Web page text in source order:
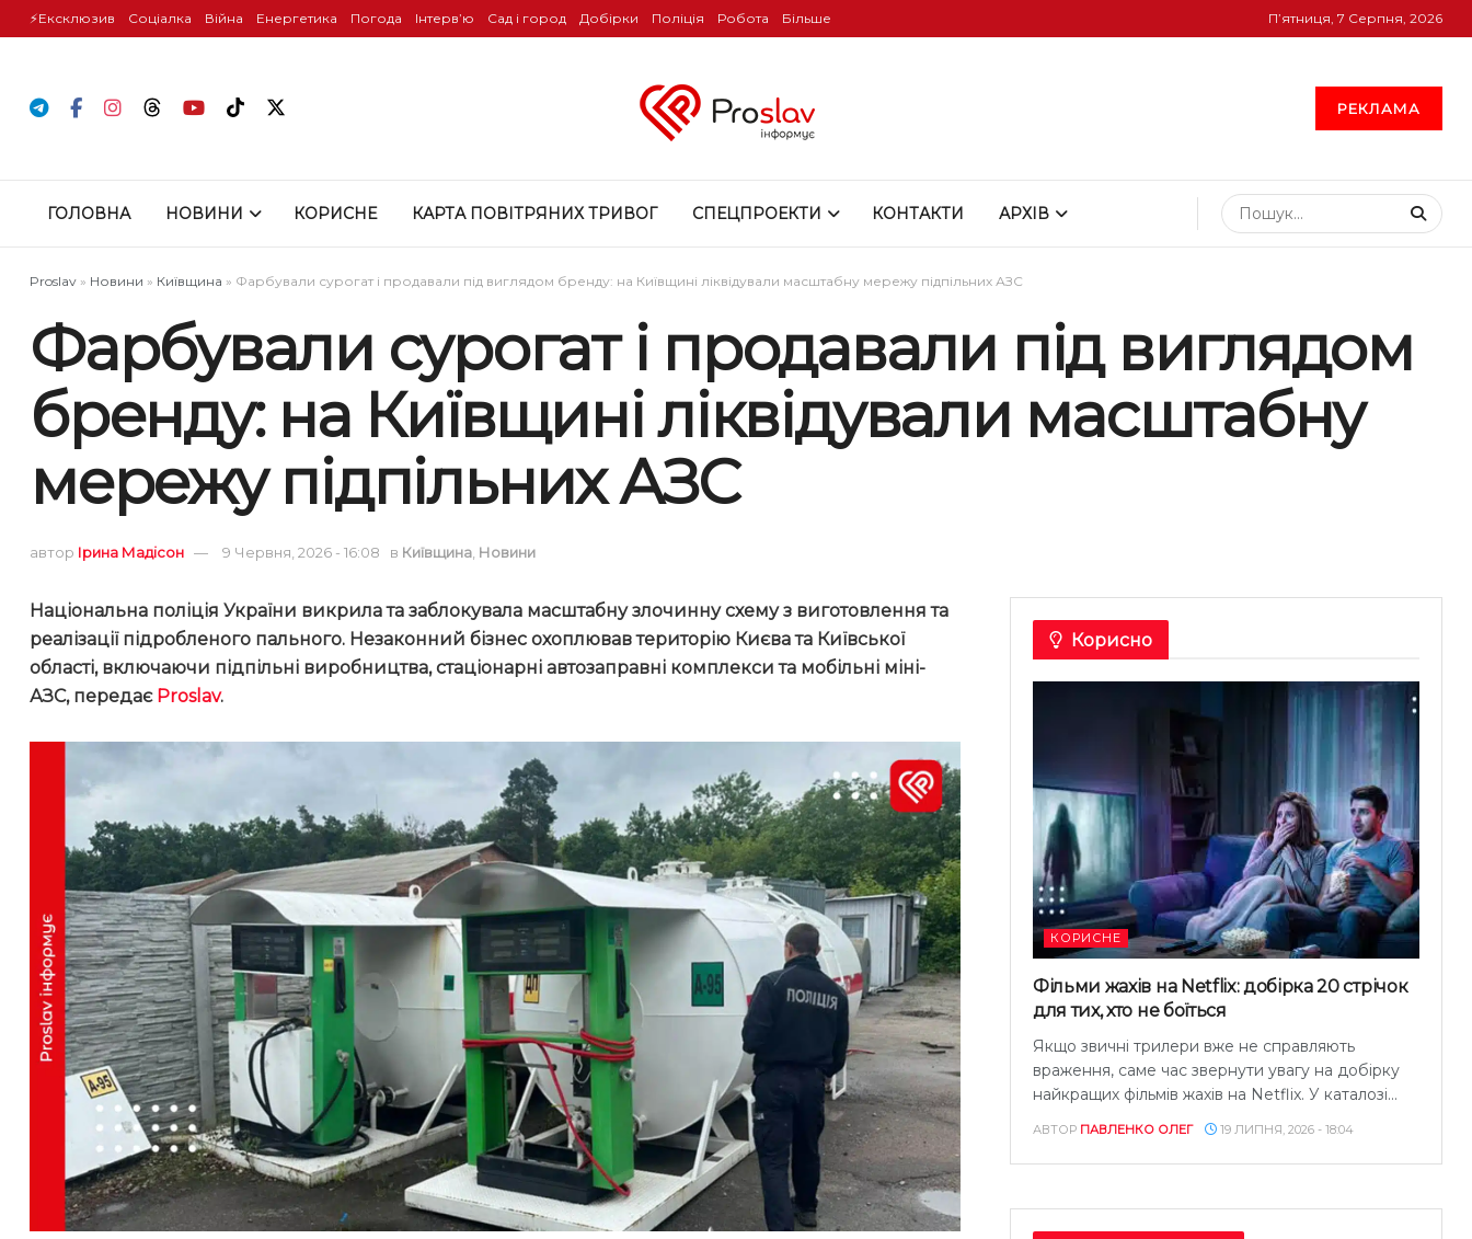
⚡️Ексклюзив Соціалка Війна Енергетика Погода Інтервʼю Сад і город Добірки Поліція Робота Більше П’ятниця, 7 Серпня, 2026
РЕКЛАМА
ГОЛОВНА НОВИНИ КОРИСНЕ КАРТА ПОВІТРЯНИХ ТРИВОГ СПЕЦПРОЕКТИ КОНТАКТИ АРХІВ
Proslav » Новини » Київщина » Фарбували сурогат і продавали під виглядом бренду: на Київщині ліквідували масштабну мережу підпільних АЗС
Фарбували сурогат і продавали під виглядом
бренду: на Київщині ліквідували масштабну
мережу підпільних АЗС
автор Ірина Мадісон 9 Червня, 2026 - 16:08 в Київщина, Новини
Національна поліція України викрила та заблокувала масштабну злочинну схему з виготовлення та
реалізації підробленого пального. Незаконний бізнес охоплював територію Києва та Київської
області, включаючи підпільні виробництва, стаціонарні автозаправні комплекси та мобільні міні-
АЗС, передає Proslav.
Корисно
КОРИСНЕ
Фільми жахів на Netflix: добірка 20 стрічок
для тих, хто не боїться
Якщо звичні трилери вже не справляють
враження, саме час звернути увагу на добірку
найкращих фільмів жахів на Netflix. У каталозі...
АВТОР ПАВЛЕНКО ОЛЕГ 19 ЛИПНЯ, 2026 - 18:04